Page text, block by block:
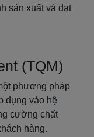
sản xuất và đạt
(TQM)
phương pháp
dụng vào hệ
cường chất
hàng.